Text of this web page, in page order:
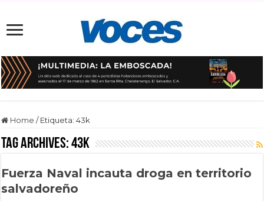
Home / Etiqueta:43k
Tag Archives:43k
Fuerza Naval incauta droga en territorio
salvadoreño